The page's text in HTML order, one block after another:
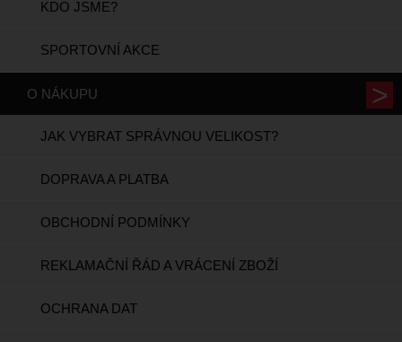
KDO JSME?
SPORTOVNÍ AKCE
O NÁKUPU
JAK VYBRAT SPRÁVNOU VELIKOST?
DOPRAVA A PLATBA
OBCHODNÍ PODMÍNKY
REKLAMAČNÍ ŘÁD A VRÁCENÍ ZBOŽÍ
OCHRANA DAT